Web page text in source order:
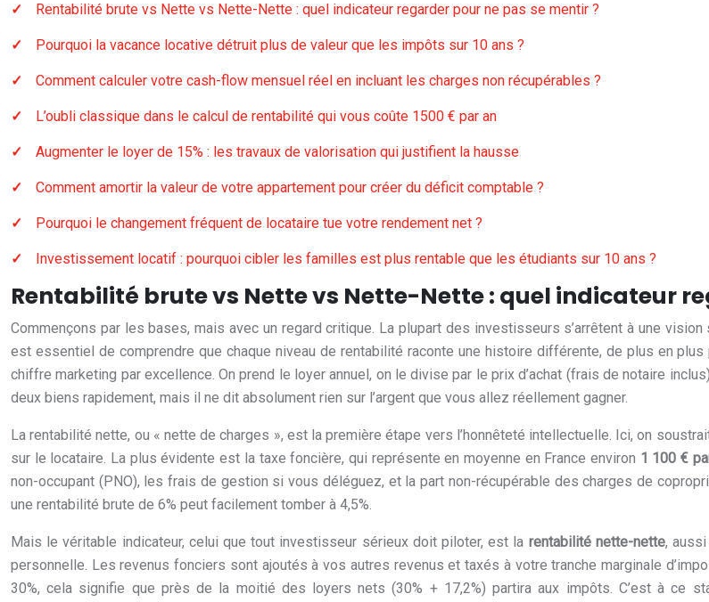
Rentabilité brute vs Nette vs Nette-Nette : quel indicateur regarder pour ne pas se mentir ?
Pourquoi la vacance locative détruit plus de valeur que les impôts sur 10 ans ?
Comment calculer votre cash-flow mensuel réel en incluant les charges non récupérables ?
L’oubli classique dans le calcul de rentabilité qui vous coûte 1500 € par an
Augmenter le loyer de 15% : les travaux de valorisation qui justifient la hausse
Comment amortir la valeur de votre appartement pour créer du déficit comptable ?
Pourquoi le changement fréquent de locataire tue votre rendement net ?
Investissement locatif : pourquoi cibler les familles est plus rentable que les étudiants sur 10 ans ?
Rentabilité brute vs Nette vs Nette-Nette : quel indicateur
Commençons par les bases, mais avec un regard critique. La plupart des investisseurs s’arrêtent à une
est essentiel de comprendre que chaque niveau de rentabilité raconte une histoire différente, de plus en
chiffre marketing par excellence. On prend le loyer annuel, on le divise par le prix d’achat (frais de notaire
deux biens rapidement, mais il ne dit absolument rien sur l’argent que vous allez réellement gagner.
La rentabilité nette, ou « nette de charges », est la première étape vers l’honnêteté intellectuelle. Ici, on
sur le locataire. La plus évidente est la taxe foncière, qui représente en moyenne en France environ 1 100 €
non-occupant (PNO), les frais de gestion si vous déléguez, et la part non-récupérable des charges de
une rentabilité brute de 6% peut facilement tomber à 4,5%.
Mais le véritable indicateur, celui que tout investisseur sérieux doit piloter, est la rentabilité nette-nette,
personnelle. Les revenus fonciers sont ajoutés à vos autres revenus et taxés à votre tranche marginale
30%, cela signifie que près de la moitié des loyers nets (30% + 17,2%) partira aux impôts. C’est à ce